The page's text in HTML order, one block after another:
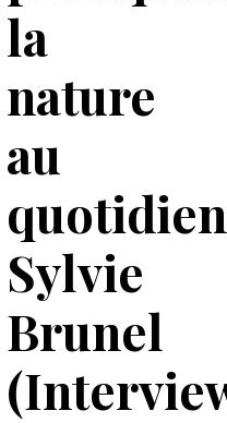
la
nature
au
Sylvie
Brunel